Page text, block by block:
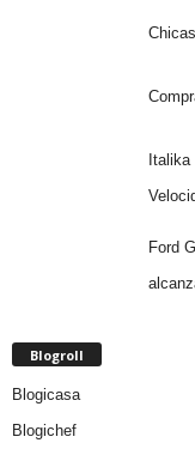
Ford
Blogroll
Blogicasa
Blogichef